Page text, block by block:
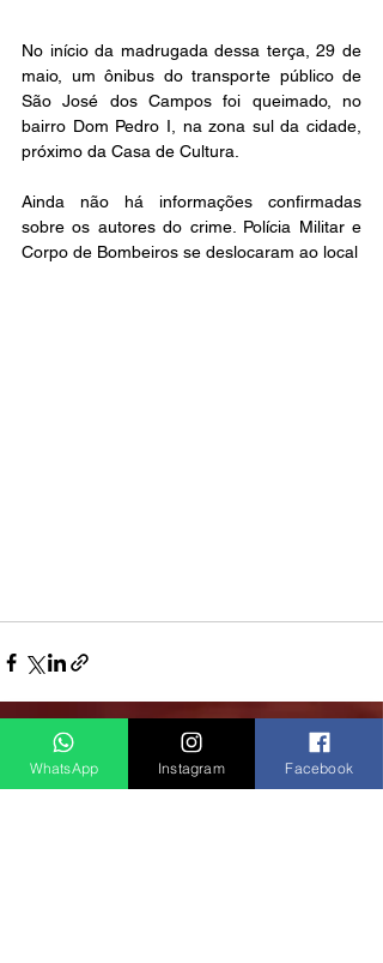
No início da madrugada dessa terça, 29 de
maio, um ônibus do transporte público de
São José dos Campos foi queimado, no
bairro Dom Pedro I, na zona sul da cidade,
próximo da Casa de Cultura.
Ainda não há informações confirmadas
sobre os autores do crime. Polícia Militar e
Corpo de Bombeiros se deslocaram ao local
Posts recentes Ver tudo
WhatsApp Instagram Facebook